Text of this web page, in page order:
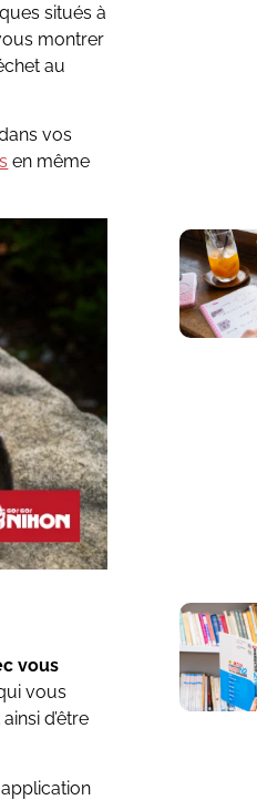
situés à
montrer
au
vos
en même
vous
vous
d’être
application